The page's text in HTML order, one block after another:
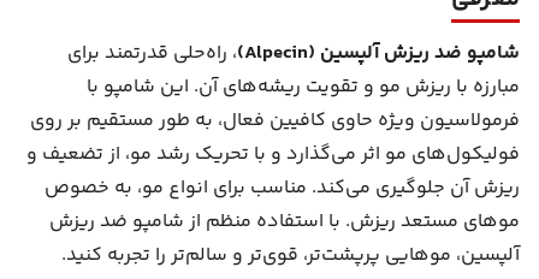
شامپو ضد ریزش آلپسین (Alpecin)
، راه‌حلی قدرتمند برای
مبارزه با ریزش مو و تقویت ریشه‌های آن. این شامپو با
فرمولاسیون ویژه حاوی کافیین فعال، به طور مستقیم بر روی
فولیکول‌های مو اثر می‌گذارد و با تحریک رشد مو، از تضعیف و
ریزش آن جلوگیری می‌کند. مناسب برای انواع مو، به خصوص
موهای مستعد ریزش. با استفاده منظم از شامپو ضد ریزش
آلپسین، موهایی پرپشت‌تر، قوی‌تر و سالم‌تر را تجربه کنید.